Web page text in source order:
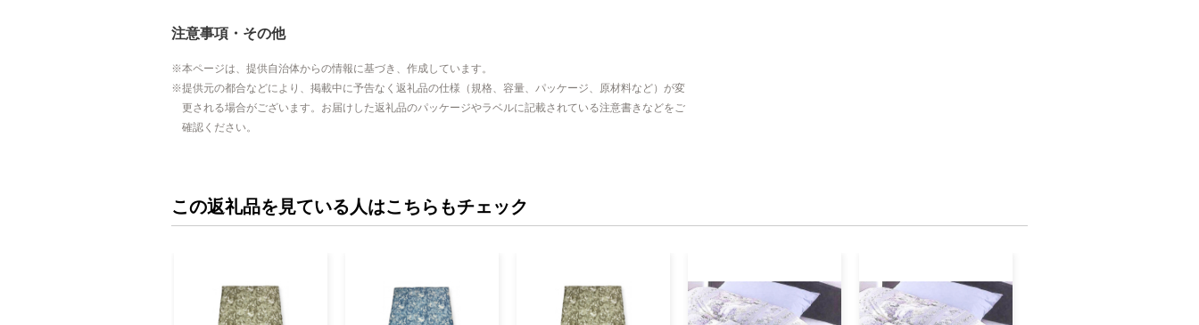
注意事項・その他
本ページは、提供自治体からの情報に基づき、作成しています。
提供元の都合などにより、掲載中に予告なく返礼品の仕様（規格、容量、パッケージ、原材料など）が変
更される場合がございます。お届けした返礼品のパッケージやラベルに記載されている注意書きなどをご
確認ください。
この返礼品を見ている人はこちらもチェック